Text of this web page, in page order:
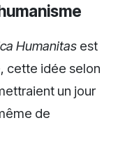
Humanitas est
cette idée selon
un jour
de